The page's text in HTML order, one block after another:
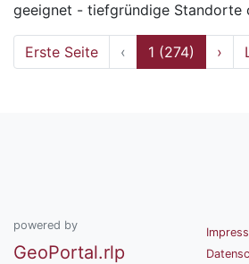
geeignet - tiefgründige Standorte
Erste Seite ‹ 1 (274) ›
powered by
GeoPortal.rlp